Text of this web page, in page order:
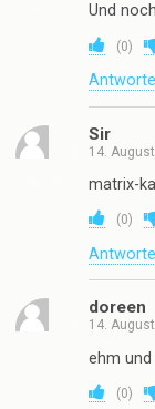
Und
(0)
Sir
14.
matrix-
(0)
doreen
14.
ehm und
(0)